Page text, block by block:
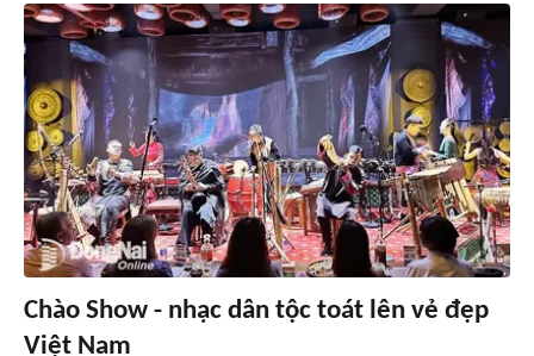
Chào Show - nhạc dân tộc toát lên vẻ đẹp
Việt Nam